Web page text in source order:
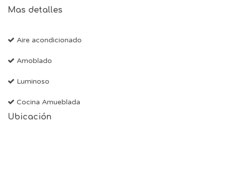
Mas detalles
Aire acondicionado
Amoblado
Luminoso
Cocina Amueblada
Ubicación